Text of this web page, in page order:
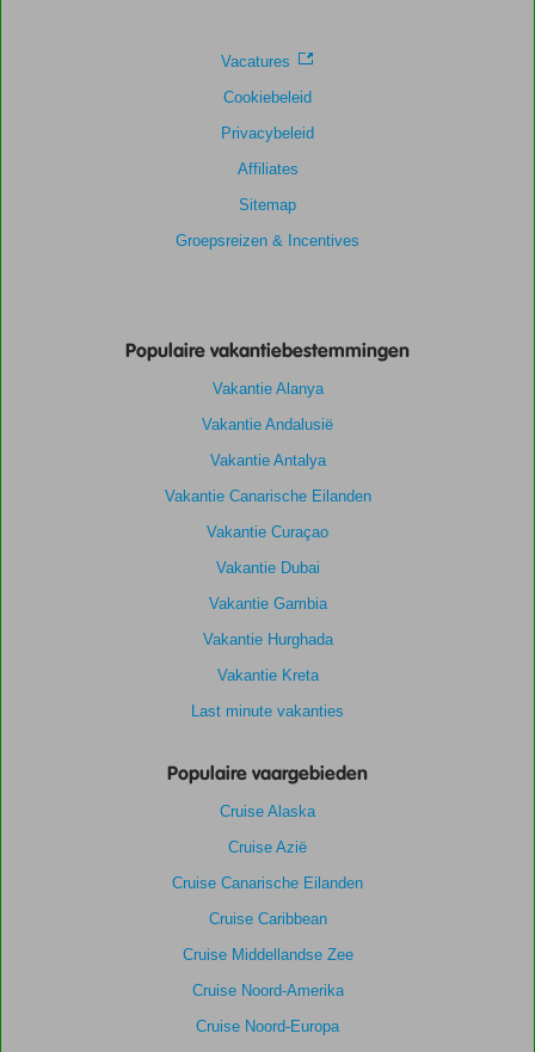
Vacatures
Cookiebeleid
Privacybeleid
Affiliates
Sitemap
Groepsreizen & Incentives
Populaire vakantiebestemmingen
Vakantie Alanya
Vakantie Andalusië
Vakantie Antalya
Vakantie Canarische Eilanden
Vakantie Curaçao
Vakantie Dubai
Vakantie Gambia
Vakantie Hurghada
Vakantie Kreta
Last minute vakanties
Populaire vaargebieden
Cruise Alaska
Cruise Azië
Cruise Canarische Eilanden
Cruise Caribbean
Cruise Middellandse Zee
Cruise Noord-Amerika
Cruise Noord-Europa